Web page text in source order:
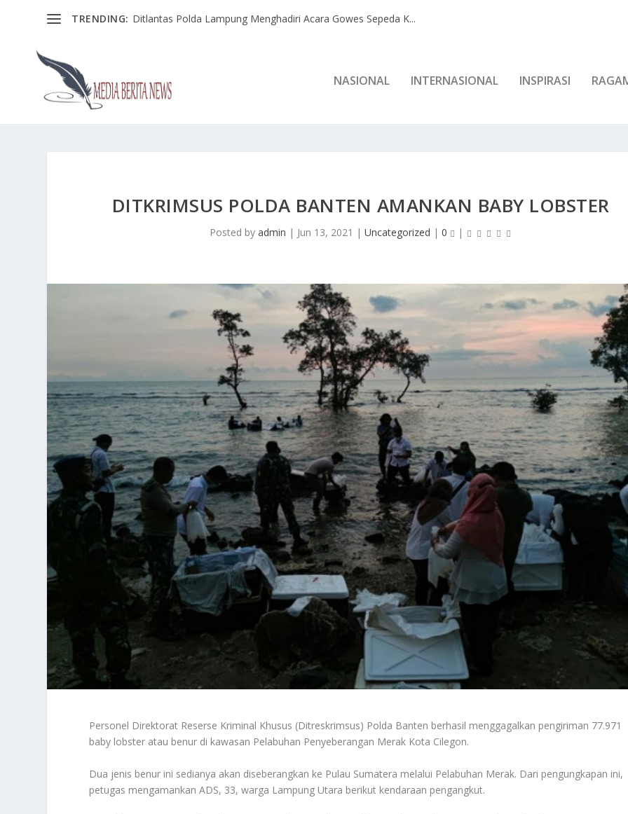
TRENDING: Ditlantas Polda Lampung Menghadiri Acara Gowes Sepeda K...
NASIONAL INTERNASIONAL INSPIRASI
DITKRIMSUS POLDA BANTEN AMANKAN BABY LOBSTER
Posted by admin | Jun 13, 2021 | Uncategorized | 0 |
Personel Direktorat Reserse Kriminal Khusus (Ditreskrimsus) Polda Banten berhasil menggagalkan pengiriman 77.971
baby lobster atau benur di kawasan Pelabuhan Penyeberangan Merak Kota Cilegon.
Dua jenis benur ini sedianya akan diseberangkan ke Pulau Sumatera melalui Pelabuhan Merak. Dari pengungkapan ini,
petugas mengamankan ADS, 33, warga Lampung Utara berikut kendaraan pengangkut.